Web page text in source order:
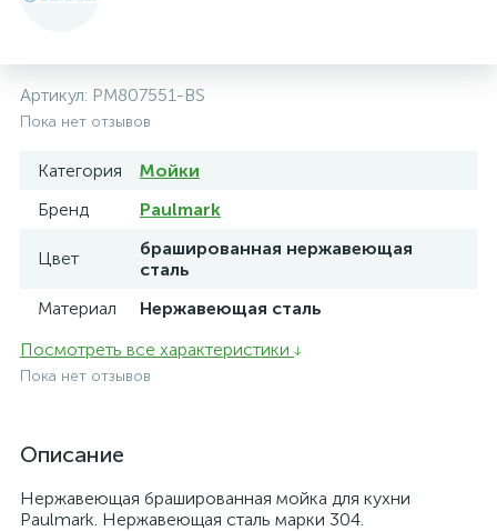
Артикул: PM807551-BS
Пока нет отзывов
Категория
Мойки
Бренд
Paulmark
Цвет
брашированная нержавеющая
сталь
Материал
Нержавеющая сталь
Посмотреть все характеристики
Пока нет отзывов
Описание
Нержавеющая брашированная мойка для кухни
Paulmark. Нержавеющая сталь марки 304.